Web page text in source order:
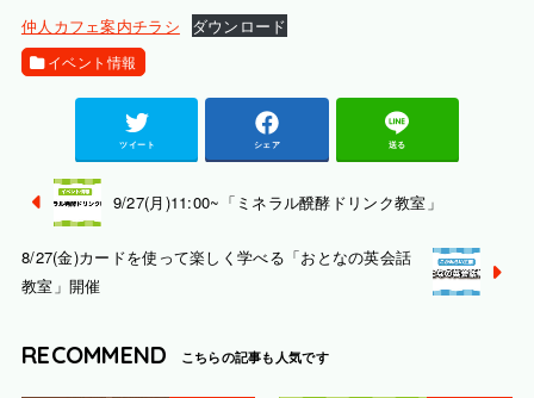
仲人カフェ案内チラシ ダウンロード
イベント情報
ツイート シェア 送る
9/27(月)11:00~「ミネラル醗酵ドリンク教室」
8/27(金)カードを使って楽しく学べる「おとなの英会話
教室」開催
RECOMMEND